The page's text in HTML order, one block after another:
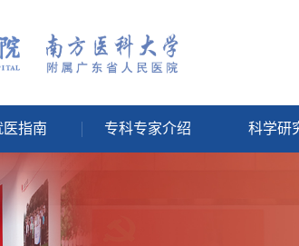
医指南 专科专家介绍 科学研